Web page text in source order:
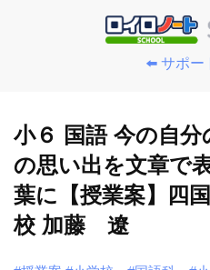
⬅️ サポー
小６ 国語 今の自
の思い出を文章で
葉に【授業案】四
校 加藤 遼